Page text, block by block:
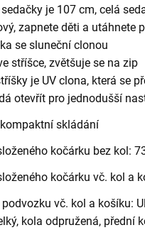
je 107 cm, celá
zapnete děti a utáhnete
se sluneční clonou
stříšce, zvětšuje se na zip
je UV clona, která se
otevřít pro jednodušší
skládání
kočárku bez kol:
kočárku vč. kol a
vč. kol a košíku:
kola odpružená, přední